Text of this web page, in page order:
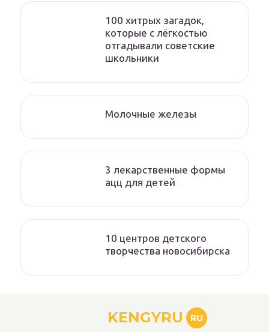
100 хитрых загадок,
которые с лёгкостью
отгадывали советские
школьники
Молочные железы
3 лекарственные формы
ацц для детей
10 центров детского
творчества новосибирска
KENGYRU RU